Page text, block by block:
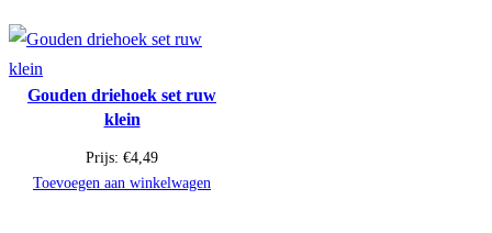
Gouden driehoek set ruw
klein
Prijs: €4,49
Toevoegen aan winkelwagen